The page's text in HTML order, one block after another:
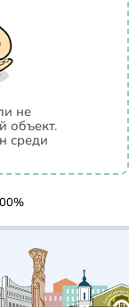
не
объект.
среди
%